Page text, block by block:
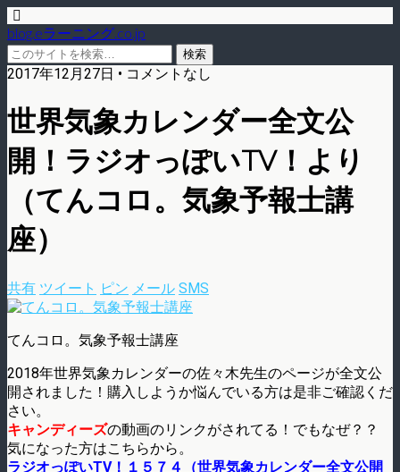
blog.eラーニング.co.jp
2017年12月27日 • コメントなし
世界気象カレンダー全文公
開！ラジオっぽいTV！より
（てんコロ。気象予報士講
座）
共有 ツイート ピン メール SMS
てんコロ。気象予報士講座
2018年世界気象カレンダーの佐々木先生のページが全文公
開されました！購入しようか悩んでいる方は是非ご確認くだ
さい。
キャンディーズの動画のリンクがされてる！でもなぜ？？
気になった方はこちらから。
ラジオっぽいTV！１５７４（世界気象カレンダー全文公開